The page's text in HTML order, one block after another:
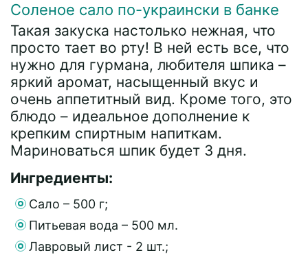
Соленое сало по-украински в банке
Такая закуска настолько нежная, что
просто тает во рту! В ней есть все, что
нужно для гурмана, любителя шпика –
яркий аромат, насыщенный вкус и
очень аппетитный вид. Кроме того, это
блюдо – идеальное дополнение к
крепким спиртным напиткам.
Мариноваться шпик будет 3 дня.
Ингредиенты:
Сало – 500 г;
Питьевая вода – 500 мл.
Лавровый лист - 2 шт.;